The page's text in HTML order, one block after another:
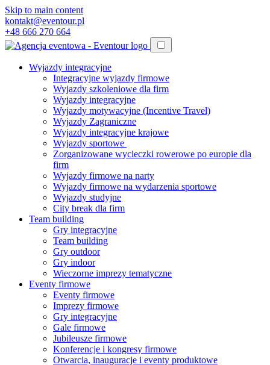
Skip to main content
kontakt@eventour.pl
+48 666 270 664
Wyjazdy integracyjne
Integracyjne wyjazdy firmowe
Wyjazdy szkoleniowe dla firm
Wyjazdy integracyjne
Wyjazdy motywacyjne (Incentive Travel)
Wyjazdy Zagraniczne
Wyjazdy integracyjne krajowe
Wyjazdy sportowe
Zorganizowane wycieczki rowerowe po europie dla
firm
Wyjazdy firmowe na narty
Wyjazdy firmowe na wydarzenia sportowe
Wyjazdy studyjne
City break dla firm
Team building
Gry integracyjne
Team building
Gry outdoor
Gry indoor
Wieczorne imprezy tematyczne
Eventy firmowe
Eventy firmowe
Imprezy firmowe
Gry integracyjne
Gale firmowe
Jubileusze firmowe
Konferencje i kongresy firmowe
Otwarcia, inauguracje i eventy produktowe